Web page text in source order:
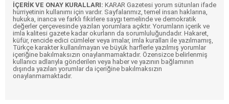
İÇERİK VE ONAY KURALLARI: KARAR Gazetesi yorum sütunları ifade
hürriyetinin kullanımı için vardır. Sayfalarımız, temel insan haklarına,
hukuka, inanca ve farklı fikirlere saygı temelinde ve demokratik
değerler çerçevesinde yazılan yorumlara açıktır. Yorumların içerik ve
imla kalitesi gazete kadar okurların da sorumluluğundadır. Hakaret,
küfür, rencide edici cümleler veya imalar, imla kuralları ile yazılmamış,
Türkçe karakter kullanılmayan ve büyük harflerle yazılmış yorumlar
içeriğine bakılmaksızın onaylanmamaktadır. Özensizce belirlenmiş
kullanıcı adlarıyla gönderilen veya haber ve yazının bağlamının
dışında yazılan yorumlar da içeriğine bakılmaksızın
onaylanmamaktadır.